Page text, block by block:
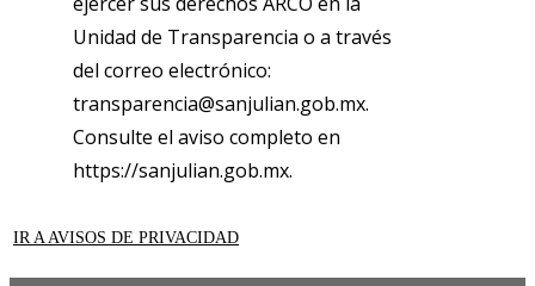
Unidad de Transparencia o a través
del correo electrónico:
transparencia@sanjulian.gob.mx.
Consulte el aviso completo en
https://sanjulian.gob.mx.
IR A AVISOS DE PRIVACIDAD